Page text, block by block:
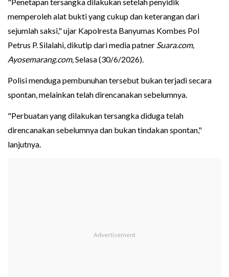
memperoleh alat bukti yang cukup dan keterangan dari
sejumlah saksi," ujar Kapolresta Banyumas Kombes Pol
Petrus P. Silalahi, dikutip dari media patner Suara.com,
Ayosemarang.com,Selasa (30/6/2026).
Polisi menduga pembunuhan tersebut bukan terjadi secara
spontan, melainkan telah direncanakan sebelumnya.
"Perbuatan yang dilakukan tersangka diduga telah
direncanakan sebelumnya dan bukan tindakan spontan,"
lanjutnya.